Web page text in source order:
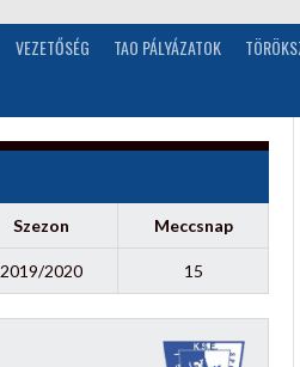
VEZETŐSÉG TAO PÁLYÁZATOK
Szezon Meccsnap
2019/2020 15